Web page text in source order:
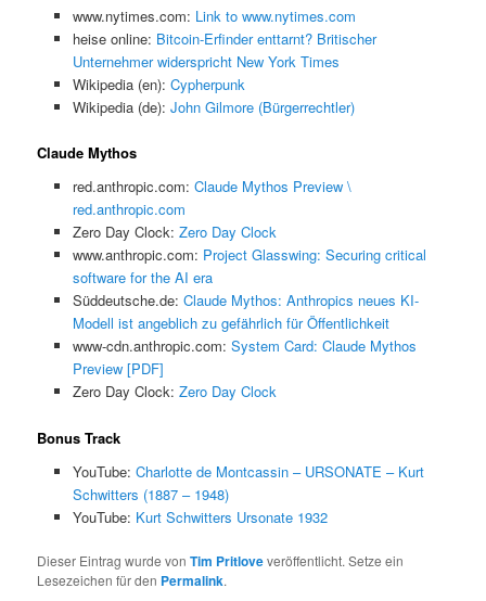
www.nytimes.com: Link to www.nytimes.com
heise online: Bitcoin-Erfinder enttarnt? Britischer
Unternehmer widerspricht New York Times
Wikipedia (en): Cypherpunk
Wikipedia (de): John Gilmore (Bürgerrechtler)
Claude Mythos
red.anthropic.com: Claude Mythos Preview \
red.anthropic.com
Zero Day Clock: Zero Day Clock
www.anthropic.com: Project Glasswing: Securing critical
software for the AI era
Süddeutsche.de: Claude Mythos: Anthropics neues KI-
Modell ist angeblich zu gefährlich für Öffentlichkeit
www-cdn.anthropic.com: System Card: Claude Mythos
Preview [PDF]
Zero Day Clock: Zero Day Clock
Bonus Track
YouTube: Charlotte de Montcassin – URSONATE – Kurt
Schwitters (1887 – 1948)
YouTube: Kurt Schwitters Ursonate 1932
Dieser Eintrag wurde vonTim Pritloveveröffentlicht. Setze ein
Lesezeichen für den Permalink.